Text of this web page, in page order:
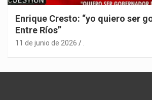
Enrique Cresto: “yo quiero ser
Entre Ríos”
11 de junio de 2026 .